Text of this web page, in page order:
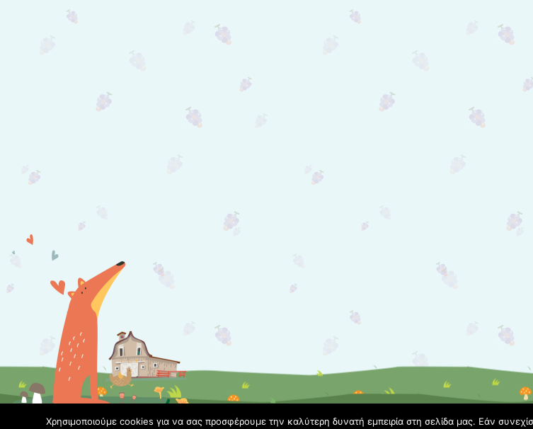
Χρησιμοποιούμε cookies για να σας προσφέρουμε την καλύτερη δυνατή εμπειρία στη σελίδα μας. Εάν